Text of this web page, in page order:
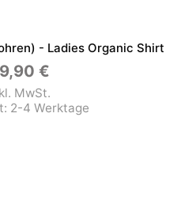
- Ladies Organic Shirt
€
MwSt.
2-4 Werktage